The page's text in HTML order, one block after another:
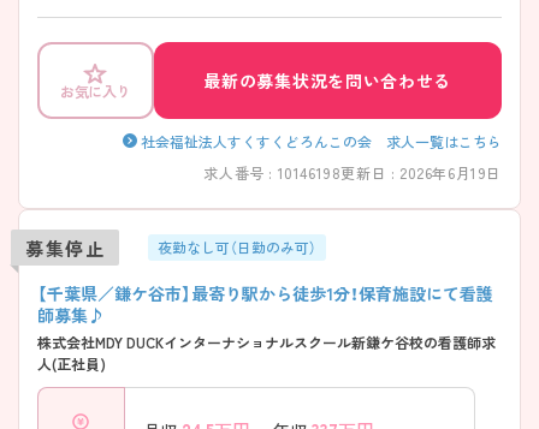
お気に入り 最新の募集状況を問い合わせる
社会福祉法人すくすくどろんこの会 求人一覧はこちら
求人番号 : 10146198更新日 : 2026年6月19日
募集停止 夜勤なし可（日勤のみ可）
【千葉県／鎌ケ谷市】最寄り駅から徒歩1分！保育施設にて看護
師募集♪
株式会社MDY DUCKインターナショナルスクール新鎌ケ谷校の看護師求
人(正社員)